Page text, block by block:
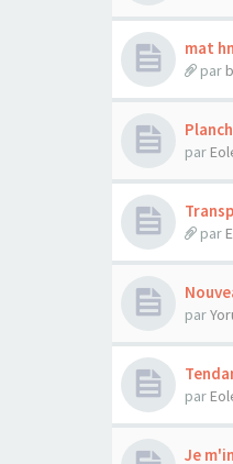
mat
par
par
par
par
par
Je